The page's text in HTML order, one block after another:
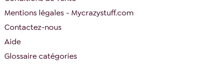
Mentions légales - Mycrazystuff.com
Contactez-nous
Aide
Glossaire catégories